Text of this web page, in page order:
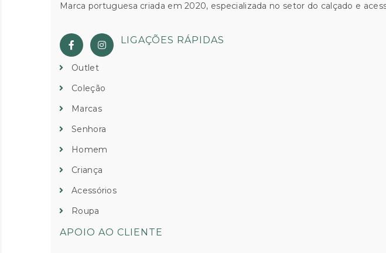
Marca portuguesa criada em 2020, especializada no setor do calçado e
LIGAÇÕES RÁPIDAS
Outlet
Coleção
Marcas
Senhora
Homem
Criança
Acessórios
Roupa
APOIO AO CLIENTE